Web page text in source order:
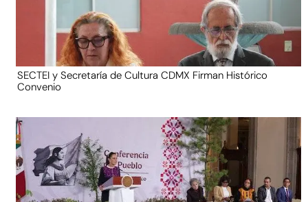
SECTEI y Secretaría de Cultura CDMX Firman Histórico
Convenio